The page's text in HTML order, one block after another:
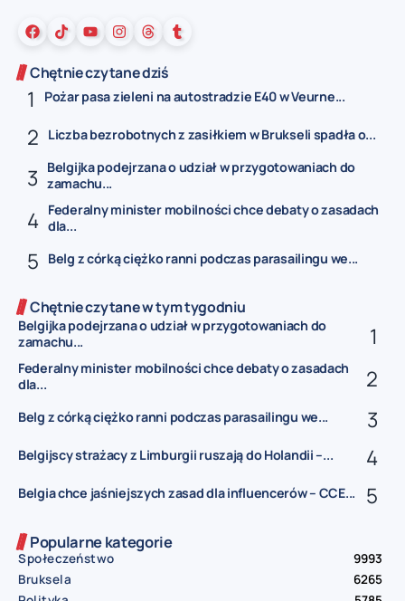
Chętnie czytane dziś
Pożar pasa zieleni na autostradzie E40 w Veurne...
Liczba bezrobotnych z zasiłkiem w Brukseli spadła o...
Belgijka podejrzana o udział w przygotowaniach do
zamachu...
Federalny minister mobilności chce debaty o zasadach
dla...
Belg z córką ciężko ranni podczas parasailingu we...
Chętnie czytane w tym tygodniu
Belgijka podejrzana o udział w przygotowaniach do
zamachu...
Federalny minister mobilności chce debaty o zasadach
dla...
Belg z córką ciężko ranni podczas parasailingu we...
Belgijscy strażacy z Limburgii ruszają do Holandii –...
Belgia chce jaśniejszych zasad dla influencerów – CCE...
Popularne kategorie
Społeczeństwo
9993
Bruksela
6265